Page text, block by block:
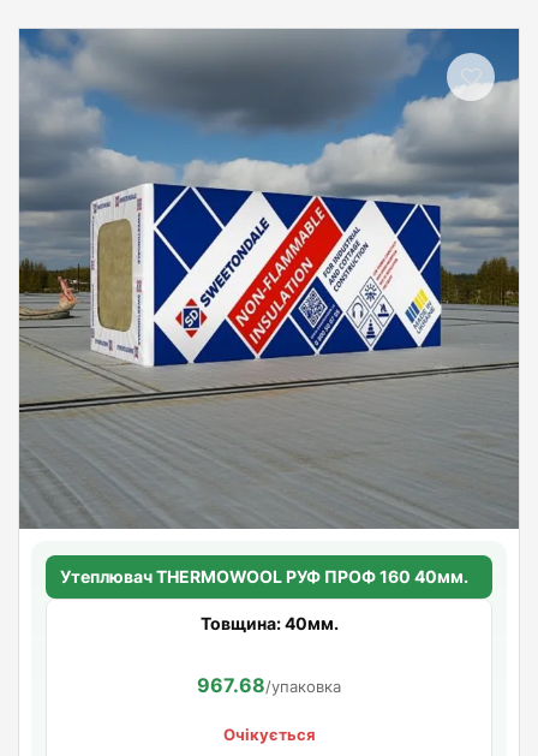
Утеплювач THERMOWOOL РУФ ПРОФ 160 40мм.
Товщина: 40мм.
967.68/упаковка
Очікується